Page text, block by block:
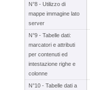
N°8 - Utilizzo di
mappe immagine lato
server
N°9 - Tabelle dati:
marcatori e attributi
per contenuti ed
intestazione righe e
colonne
N°10 - Tabelle dati a